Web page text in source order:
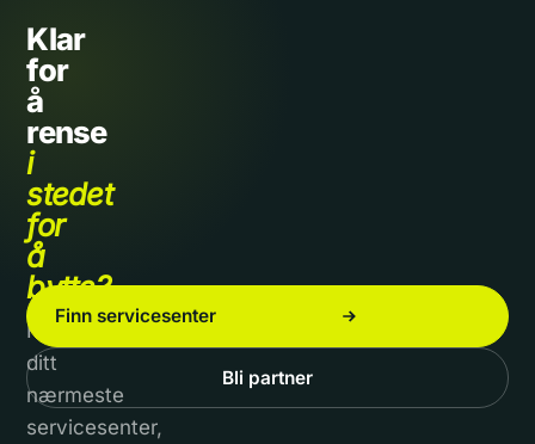
Klar
for
å
rense
i
stedet
for
å
bytte?
Finn
ditt
nærmeste
servicesenter,
Finn servicesenter
Bli partner